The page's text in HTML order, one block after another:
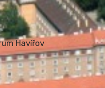
Havířov